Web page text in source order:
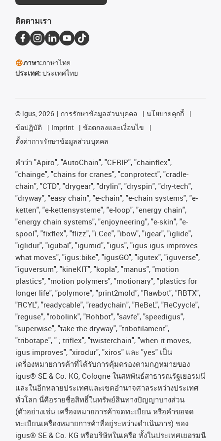
ติดตามเรา
ภาษา:ภาษาไทย
ประเทศ: ประเทศไทย
© igus, 2026 การรักษาข้อมูลส่วนบุคคล
นโยบายคุกกี้
ข้อปฏิบัติ
Imprint
ข้อตกลงและเงื่อนไข
ตั้งค่าการรักษาข้อมูลส่วนบุคคล
คําว่า "Apiro", "AutoChain", "CFRIP", "chainflex",
"chainge", "chains for cranes", "conprotect", "cradle-
chain", "CTD", "drygear", "drylin", "dryspin", "dry-tech",
"dryway", "easy chain", "e-chain", "e-chain systems", "e-
ketten", "e-kettensysteme", "e-loop", "energy chain",
"energy chain systems", "enjoyneering", "e-skin", "e-
spool", "fixflex", "flizz", "i.Cee", "ibow", "igear", "iglide",
"iglidur", "igubal", "igumid", "igus", "igus igus improves
what moves", "igus:bike", "igusGO", "igutex", "iguverse",
"iguversum", "kineKIT", "kopla", "manus", "motion
plastics", "motion polymers", "motionary", "plastics for
longer life", "polymore", "print2mold", "Rawbot", "RBTX",
"RCYL", "readycable", "readychain", "ReBeL", "ReCyycle",
"reguse", "robolink", "Rohbot", "savfe", "speedigus",
"superwise", "take the dryway", "tribofilament",
"tribotape", " ; triflex", "twisterchain", "when it moves,
igus improves", "xirodur", "xiros" และ "yes" เป็น
เครื่องหมายการค้าที่ได้รับการคุ้มครองตามกฎหมายของ
igus® SE & Co. KG, Cologne ในสหพันธ์สาธารณรัฐเยอรมนี
และในอีกหลายประเทศและเขตอํานาจศาลระหว่างประเทศ
ทั่วโลก นี่คือรายชื่อสิทธิ์ในทรัพย์สินทางปัญญาบางส่วน
(ตัวอย่างเช่น เครื่องหมายการค้าจดทะเบียน หรือคำขอจด
ทะเบียนเครื่องหมายการค้าที่อยู่ระหว่างดำเนินการ) ของ
igus® SE & Co. KG หรือบริษัทในเครือ ทั้งในประเทศเยอรมนี